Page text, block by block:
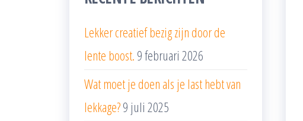
Lekker creatief bezig zijn door de
lente boost. 9 februari 2026
Wat moet je doen als je last hebt van
lekkage?9 juli 2025